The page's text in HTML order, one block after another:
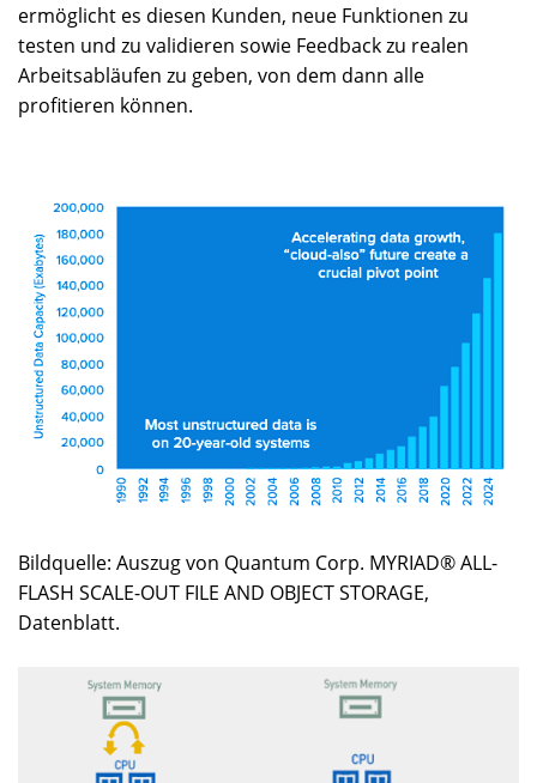
ermöglicht es diesen Kunden, neue Funktionen zu
testen und zu validieren sowie Feedback zu realen
Arbeitsabläufen zu geben, von dem dann alle
profitieren können.
Bildquelle: Auszug von Quantum Corp. MYRIAD® ALL-
FLASH SCALE-OUT FILE AND OBJECT STORAGE,
Datenblatt.